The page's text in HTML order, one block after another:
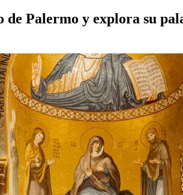
de Palermo y explora su